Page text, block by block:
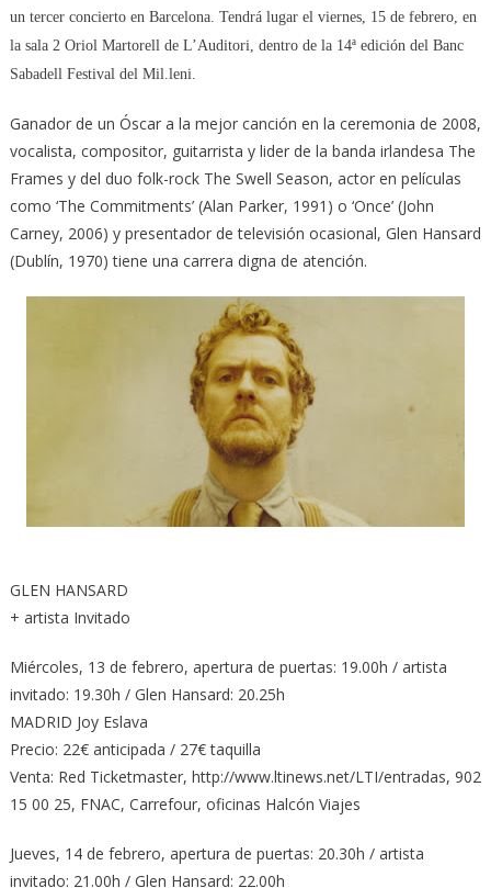
un tercer concierto en Barcelona. Tendrá lugar el viernes, 15 de febrero, en
la sala 2 Oriol Martorell de L’Auditori, dentro de la 14ª edición del Banc
Sabadell Festival del Mil.leni.
Ganador de un Óscar a la mejor canción en la ceremonia de 2008,
vocalista, compositor, guitarrista y lider de la banda irlandesa The
Frames y del duo folk-rock The Swell Season, actor en películas
como ‘The Commitments’ (Alan Parker, 1991) o ‘Once’ (John
Carney, 2006) y presentador de televisión ocasional, Glen Hansard
(Dublín, 1970) tiene una carrera digna de atención.
GLEN HANSARD
+ artista Invitado
Miércoles, 13 de febrero, apertura de puertas: 19.00h / artista
invitado: 19.30h / Glen Hansard: 20.25h
MADRID Joy Eslava
Precio: 22€ anticipada / 27€ taquilla
Venta: Red Ticketmaster, http://www.ltinews.net/LTI/entradas, 902
15 00 25, FNAC, Carrefour, oficinas Halcón Viajes
Jueves, 14 de febrero, apertura de puertas: 20.30h / artista
invitado: 21.00h / Glen Hansard: 22.00h